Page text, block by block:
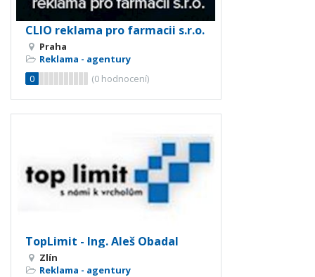
CLIO reklama pro farmacii s.r.o.
Praha
Reklama - agentury
0
(0 hodnocení)
TopLimit - Ing. Aleš Obadal
Zlín
Reklama - agentury